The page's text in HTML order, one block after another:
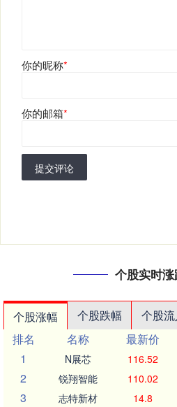
你的昵称*
你的邮箱*
提交评论
个股实时
个股涨幅 个股跌幅 个股流
排名
名称 最新价
1
N展芯 116.52
2 锐翔智能 110.02
3 志特新材 14.8